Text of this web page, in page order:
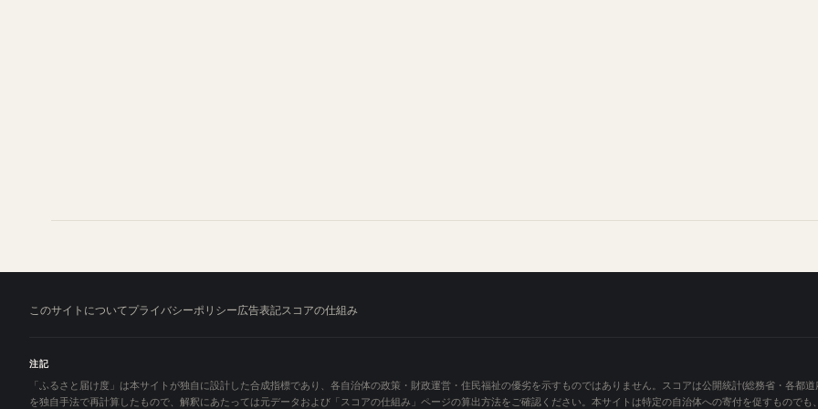
このサイトについてプライバシーポリシー広告表記スコアの仕組み
注記
「ふるさと届け度」は本サイトが独自に設計した合成指標であり、各自治体の政策・財政運営・住民福祉の優劣を示すものではありません。スコアは公開統計(総務省・各都
を独自手法で再計算したもので、解釈にあたっては元データおよび「スコアの仕組み」ページの算出方法をご確認ください。本サイトは特定の自治体への寄付を促すものでも